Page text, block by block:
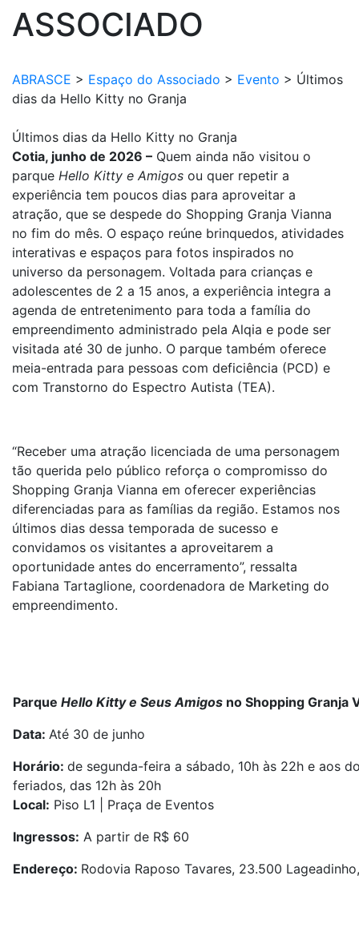
ASSOCIADO
ABRASCE > Espaço do Associado > Evento > Últimos
dias da Hello Kitty no Granja
Últimos dias da Hello Kitty no Granja
Cotia, junho de 2026 – Quem ainda não visitou o
parque Hello Kitty e Amigos ou quer repetir a
experiência tem poucos dias para aproveitar a
atração, que se despede do Shopping Granja Vianna
no fim do mês. O espaço reúne brinquedos, atividades
interativas e espaços para fotos inspirados no
universo da personagem. Voltada para crianças e
adolescentes de 2 a 15 anos, a experiência integra a
agenda de entretenimento para toda a família do
empreendimento administrado pela Alqia e pode ser
visitada até 30 de junho. O parque também oferece
meia-entrada para pessoas com deficiência (PCD) e
com Transtorno do Espectro Autista (TEA).
“Receber uma atração licenciada de uma personagem
tão querida pelo público reforça o compromisso do
Shopping Granja Vianna em oferecer experiências
diferenciadas para as famílias da região. Estamos nos
últimos dias dessa temporada de sucesso e
convidamos os visitantes a aproveitarem a
oportunidade antes do encerramento”, ressalta
Fabiana Tartaglione, coordenadora de Marketing do
empreendimento.
Parque Hello Kitty e Seus Amigos no Shopping Granja
Data: Até 30 de junho
Horário: de segunda-feira a sábado, 10h às 22h e aos
feriados, das 12h às 20h
Local: Piso L1 | Praça de Eventos
Ingressos: A partir de R$ 60
Endereço: Rodovia Raposo Tavares, 23.500